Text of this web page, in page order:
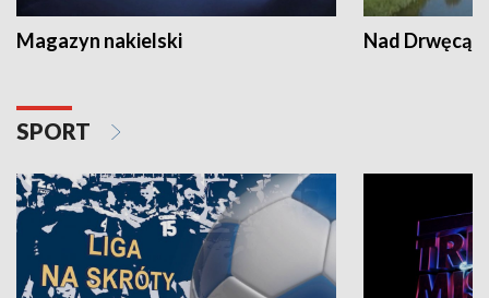
Magazyn nakielski Nad Drwęcą
SPORT